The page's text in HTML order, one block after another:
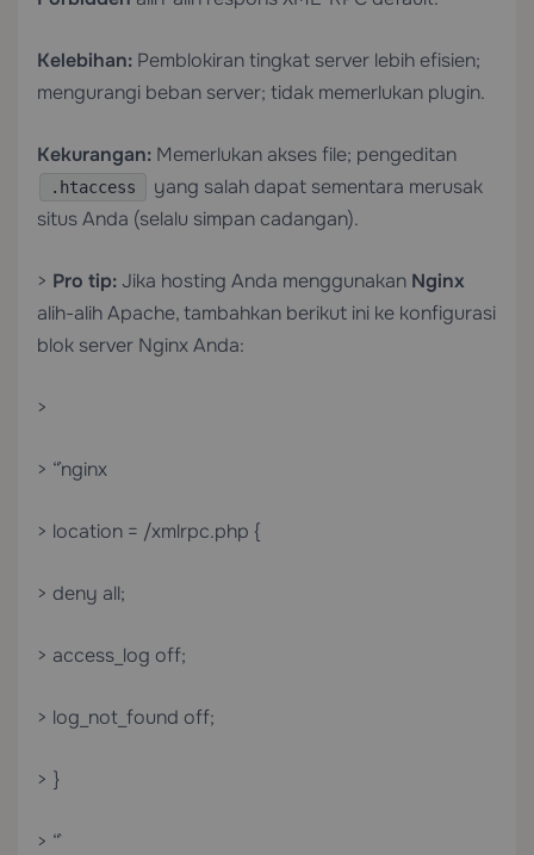
Kelebihan: Pemblokiran tingkat server lebih efisien;
mengurangi beban server; tidak memerlukan plugin.
Kekurangan: Memerlukan akses file; pengeditan
.htaccess
yang salah dapat sementara merusak
situs Anda (selalu simpan cadangan).
> Pro tip: Jika hosting Anda menggunakan Nginx
alih-alih Apache, tambahkan berikut ini ke konfigurasi
blok server Nginx Anda:
>
> “`nginx
> location = /xmlrpc.php {
> deny all;
> access_log off;
> log_not_found off;
> }
> “`